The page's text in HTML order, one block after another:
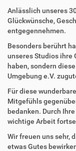
Anlässlich unseres
Glückwünsche,
entgegennehmen.
Besonders berührt
unseres Studios ihre
haben, sondern
Umgebung e.V.
Für diese
Mitgefühls
bedanken. Durch
wichtige Arbeit
Wir freuen uns sehr,
etwas Gutes